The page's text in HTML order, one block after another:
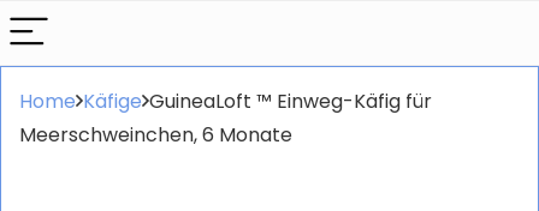
Home Käfige GuineaLoft ™ Einweg-Käfig für
Meerschweinchen, 6 Monate